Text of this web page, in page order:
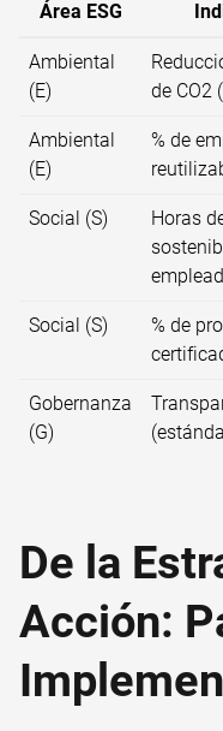
Área ESG
Ambiental
(E)
de CO2
Ambiental
(E)
% de
Social (S)
Horas
Social (S)
% de
Gobernanza
(G)
De la
Acción: